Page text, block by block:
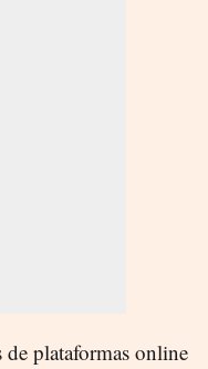
plataformas online